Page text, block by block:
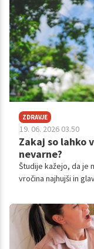
ZDRAVJE
19. 06. 2026 03.50
Zakaj so lahko
nevarne?
Študije kažejo, da je
vročina najhujši in
lahko celo